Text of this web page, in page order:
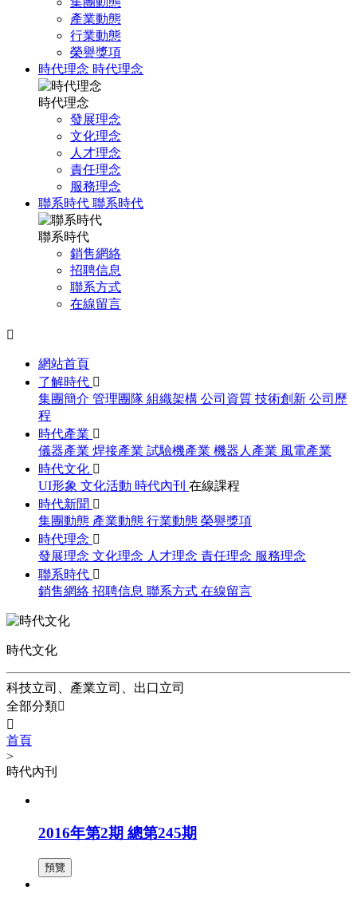
產業動態
行業動態
榮譽獎項
時代理念 時代理念
時代理念
發展理念
文化理念
人才理念
責任理念
服務理念
聯系時代 聯系時代
聯系時代
銷售網絡
招聘信息
聯系方式
在線留言

網站首頁
了解時代 
集團簡介 管理團隊 組織架構 公司資質 技術創新 公司歷
程
時代產業 
儀器產業 焊接產業 試驗機產業 機器人產業 風電產業
時代文化 
UI形象 文化活動 時代內刊 在線課程
時代新聞 
集團動態 產業動態 行業動態 榮譽獎項
時代理念 
發展理念 文化理念 人才理念 責任理念 服務理念
聯系時代 
銷售網絡 招聘信息 聯系方式 在線留言
時代文化
科技立司、產業立司、出口立司
全部分類

首頁
>
時代內刊
2016年第2期 總第245期
預覽